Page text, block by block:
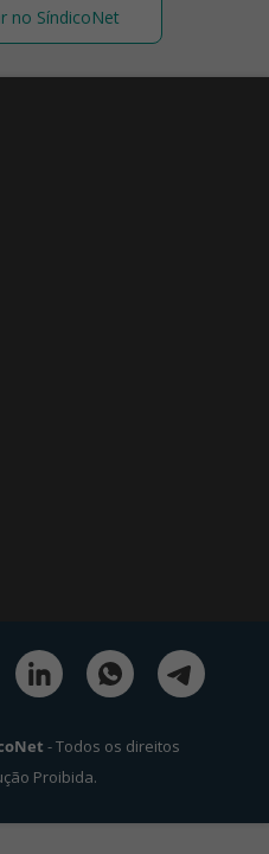
no SíndicoNet
- Todos os direitos
Proibida.